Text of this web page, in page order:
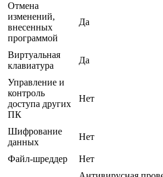
Отмена
изменений,
внесенных
программой
Да
Виртуальная
клавиатура
Да
Управление и
контроль
доступа других
ПК
Нет
Шифрование
данных
Нет
Файл-шреддер Нет